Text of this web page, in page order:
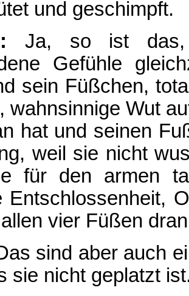
und geschimpft.
Ja, so ist das,
Gefühle
sein Füßchen,
wahnsinnige Wut
hat und seinen
weil sie nicht
für den armen
Entschlossenheit,
vier Füßen
sind aber auch
sie nicht geplatzt